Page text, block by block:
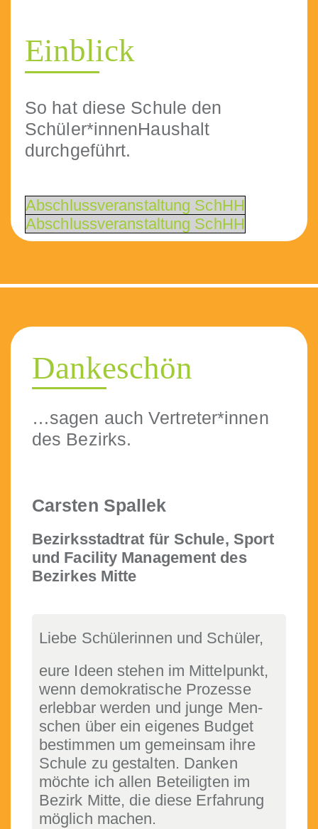
Einblick
So hat diese Schule den
Schüler*innenHaushalt
durchgeführt.
Abschlussver­anstal­tung SchHH
Abschlussver­anstal­tung SchHH
Dankeschön
…sagen auch Vertreter*innen
des Bezirks.
Carsten Spallek
Bezirksstad­trat für Schule, Sport
und Facil­i­ty Man­age­ment des
Bezirkes Mitte
Liebe Schü­lerin­nen und Schüler,
eure Ideen ste­hen im Mit­telpunkt,
wenn demokratis­che Prozesse
erleb­bar wer­den und junge Men­
schen über ein eigenes Bud­get
bes­tim­men um gemein­sam ihre
Schule zu gestal­ten. Danken
möchte ich allen Beteiligten im
Bezirk Mitte, die diese Erfahrung
möglich machen.